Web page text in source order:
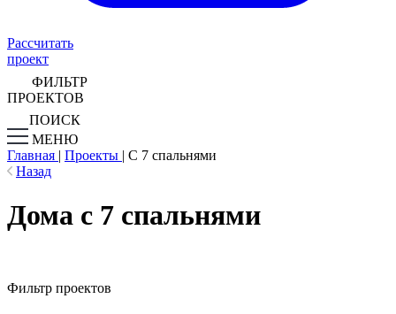
Рассчитать
проект
ФИЛЬТР
ПРОЕКТОВ
ПОИСК
МЕНЮ
Главная | Проекты | С 7 спальнями
Назад
Дома с 7 спальнями
Фильтр проектов